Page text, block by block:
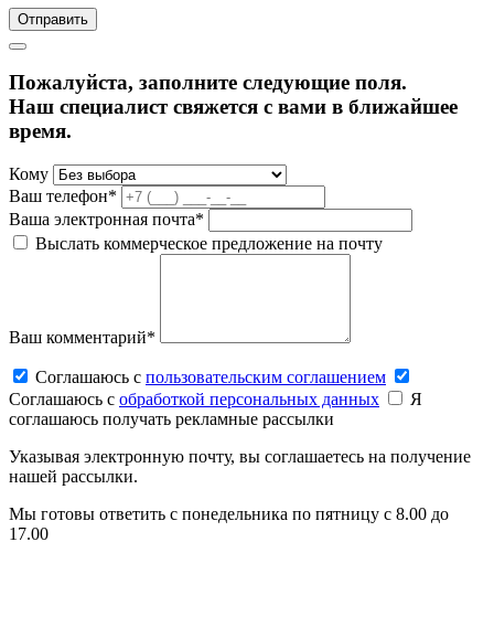
Пожалуйста, заполните следующие поля.
Наш специалист свяжется с вами в ближайшее
время.
Кому
Ваш телефон*
Ваша электронная почта*
Выслать коммерческое предложение на почту
Ваш комментарий*
Соглашаюсь c пользовательским соглашением
Соглашаюсь c обработкой персональных данных
Я
соглашаюсь получать рекламные рассылки
Указывая электронную почту, вы соглашаетесь на получение
нашей рассылки.
Мы готовы ответить с понедельника по пятницу с 8.00 до
17.00